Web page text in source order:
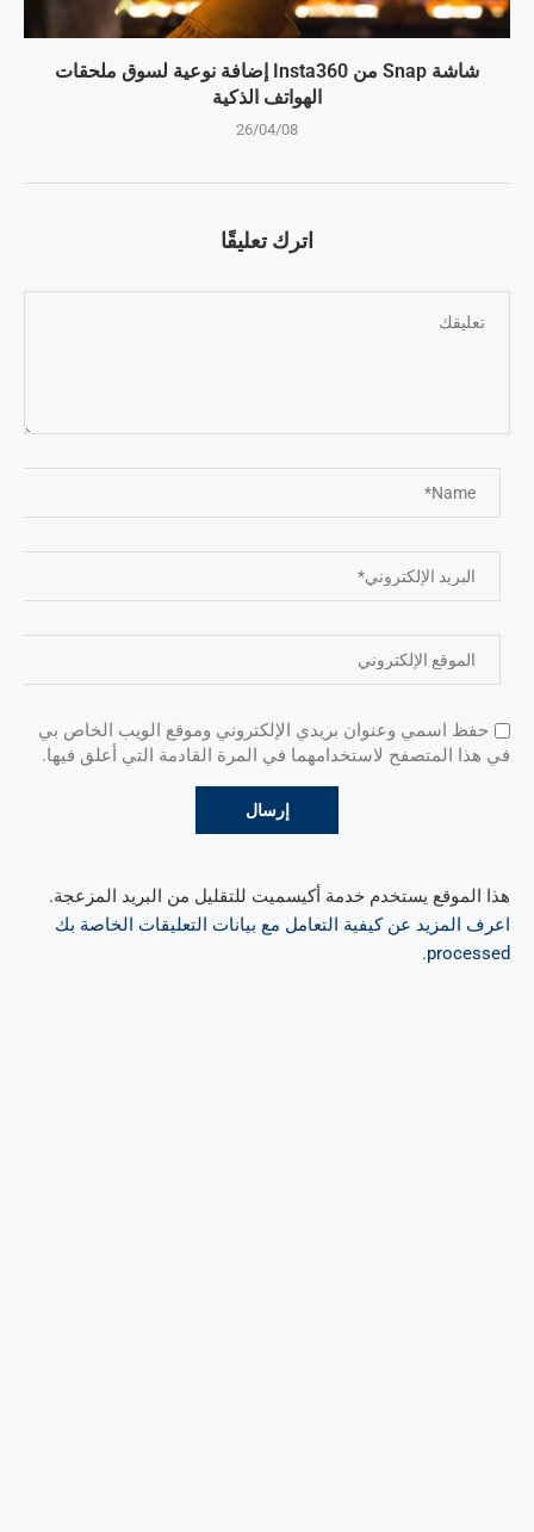
شاشة Snap من Insta360 إضافة نوعية لسوق ملحقات
الهواتف الذكية
26/04/08
اترك تعليقًا
حفظ اسمي وعنوان بريدي الإلكتروني وموقع الويب الخاص بي
في هذا المتصفح لاستخدامهما في المرة القادمة التي أعلق فيها.
هذا الموقع يستخدم خدمة أكيسميت للتقليل من البريد المزعجة.
اعرف المزيد عن كيفية التعامل مع بيانات التعليقات الخاصة بك
processed
.